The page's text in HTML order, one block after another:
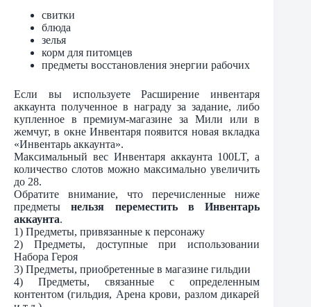
свитки
блюда
зелья
корм для питомцев
предметы восстановления энергии рабочих
Если вы используете Расширение инвентаря
аккаунта полученное в награду за задание, либо
купленное в премиум-магазине за Мили или в
жемчуг, в окне Инвентаря появится новая вкладка
«Инвентарь аккаунта».
Максимальный вес Инвентаря аккаунта 100LT, а
количество слотов можно максимально увеличить
до 28.
Обратите внимание, что перечисленные ниже
предметынельзя переместить в Инвентарь
аккаунта.
1) Предметы, привязанные к персонажу
2) Предметы, доступные при использовании
Набора Героя
3) Предметы, приобретенные в магазине гильдии
4) Предметы, связанные с определенным
контентом (гильдия, Арена крови, разлом дикарей